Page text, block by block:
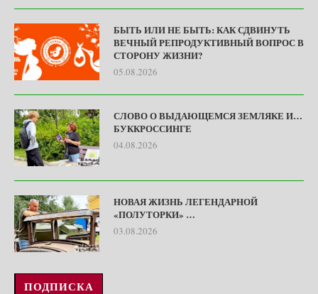
БЫТЬ ИЛИ НЕ БЫТЬ: КАК СДВИНУТЬ
ВЕЧНЫЙ РЕПРОДУКТИВНЫЙ ВОПРОС В
СТОРОНУ ЖИЗНИ?
05.08.2026
СЛОВО О ВЫДАЮЩЕМСЯ ЗЕМЛЯКЕ И…
БУККРОССИНГЕ
04.08.2026
НОВАЯ ЖИЗНЬ ЛЕГЕНДАРНОЙ
«ПОЛУТОРКИ» …
03.08.2026
ПОДПИСКА